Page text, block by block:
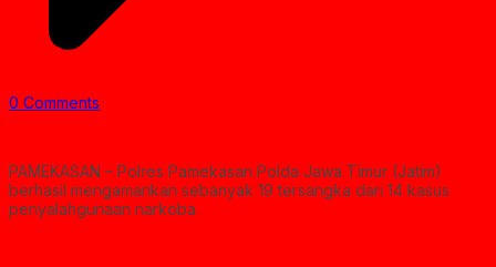
0 Comments
PAMEKASAN – Polres Pamekasan Polda Jawa Timur (Jatim)
berhasil mengamankan sebanyak 19 tersangka dari 14 kasus
penyalahgunaan narkoba.